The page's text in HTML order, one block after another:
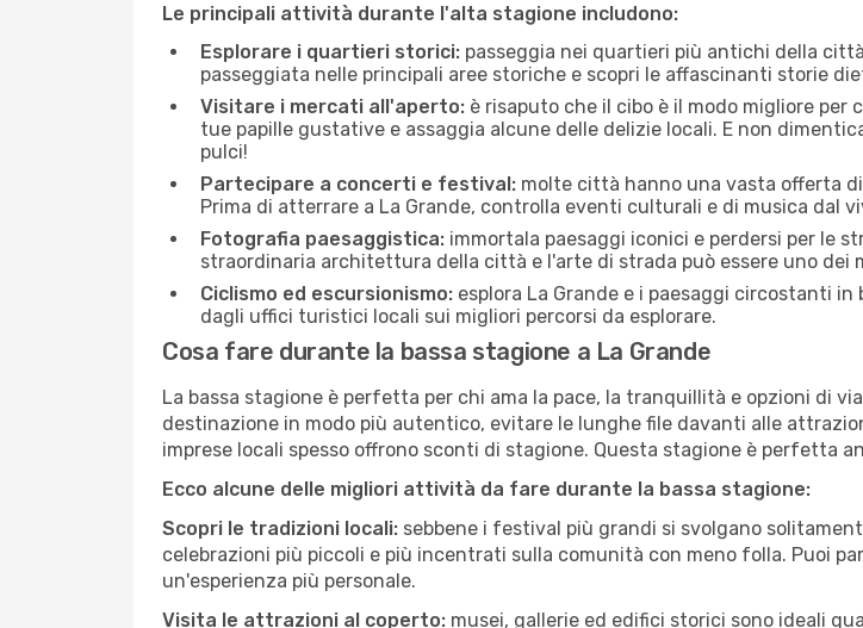
Le principali attività durante l'alta stagione includono:
Esplorare i quartieri storici: passeggia nei quartieri più antichi della
passeggiata nelle principali aree storiche e scopri le affascinanti storie
Visitare i mercati all'aperto: è risaputo che il cibo è il modo migliore per
tue papille gustative e assaggia alcune delle delizie locali. E non
pulci!
Partecipare a concerti e festival: molte città hanno una vasta offerta
Prima di atterrare a La Grande, controlla eventi culturali e di musica dal
Fotografia paesaggistica: immortala paesaggi iconici e perdersi per le
straordinaria architettura della città e l'arte di strada può essere uno dei
Ciclismo ed escursionismo: esplora La Grande e i paesaggi circostanti
dagli uffici turistici locali sui migliori percorsi da esplorare.
Cosa fare durante la bassa stagione a La Grande
La bassa stagione è perfetta per chi ama la pace, la tranquillità e opzioni di
destinazione in modo più autentico, evitare le lunghe file davanti alle
imprese locali spesso offrono sconti di stagione. Questa stagione è perfetta
Ecco alcune delle migliori attività da fare durante la bassa stagione:
Scopri le tradizioni locali: sebbene i festival più grandi si svolgano
celebrazioni più piccoli e più incentrati sulla comunità con meno folla. Puoi
un'esperienza più personale.
Visita le attrazioni al coperto: musei, gallerie ed edifici storici sono ideali